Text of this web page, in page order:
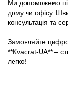
Ми допоможемо
дому чи офісу.
консультація та
Замовляйте
**Kvadrat-UA** –
легко!